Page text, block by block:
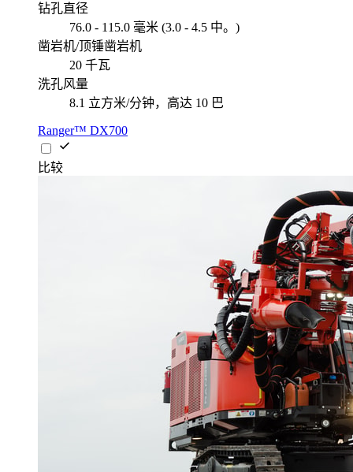
钻孔直径
76.0 - 115.0 毫米 (3.0 - 4.5 中。)
凿岩机/顶锤凿岩机
20 千瓦
洗孔风量
8.1 立方米/分钟，高达 10 巴
Ranger™ DX700
比较